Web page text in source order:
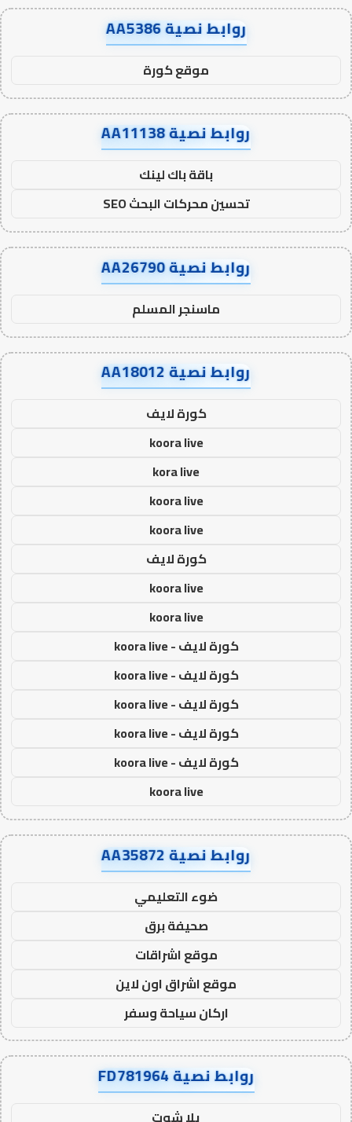
روابط نصية AA5386
موقع كورة
روابط نصية AA11138
باقة باك لينك
تحسين محركات البحث SEO
روابط نصية AA26790
ماسنجر المسلم
روابط نصية AA18012
كورة لايف
koora live
kora live
koora live
koora live
كورة لايف
koora live
koora live
كورة لايف - koora live
كورة لايف - koora live
كورة لايف - koora live
كورة لايف - koora live
كورة لايف - koora live
koora live
روابط نصية AA35872
ضوء التعليمي
صحيفة برق
موقع اشراقات
موقع اشراق اون لاين
اركان سياحة وسفر
روابط نصية FD781964
يلا شوت